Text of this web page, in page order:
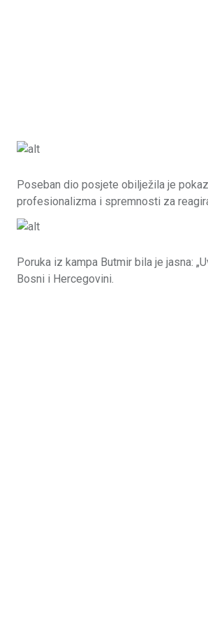
Poseban dio posjete obilježila je
profesionalizma i spremnosti za
Poruka iz kampa Butmir bila je jasna:
Bosni i Hercegovini.